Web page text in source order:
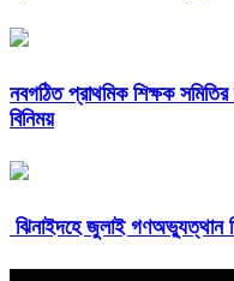
নবগঠিত প্রাথমিক শিক্ষক
বিনিময়
ঝিনাইদহে জুলাই গণঅভ্যুত্থান